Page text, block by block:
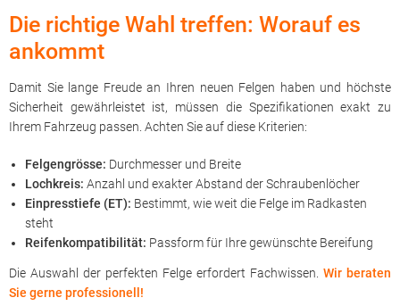
Die richtige Wahl treffen: Worauf es
ankommt
Damit Sie lange Freude an Ihren neuen Felgen haben und höchste
Sicherheit gewährleistet ist, müssen die Spezifikationen exakt zu
Ihrem Fahrzeug passen. Achten Sie auf diese Kriterien:
Felgengrösse: Durchmesser und Breite
Lochkreis: Anzahl und exakter Abstand der Schraubenlöcher
Einpresstiefe (ET): Bestimmt, wie weit die Felge im Radkasten
steht
Reifenkompatibilität: Passform für Ihre gewünschte Bereifung
Die Auswahl der perfekten Felge erfordert Fachwissen. Wir beraten
Sie gerne professionell!